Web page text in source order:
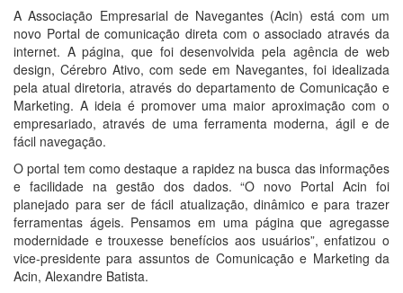
A Associação Empresarial de Navegantes (Acin) está com um
novo Portal de comunicação direta com o associado através da
internet. A página, que foi desenvolvida pela agência de web
design, Cérebro Ativo, com sede em Navegantes, foi idealizada
pela atual diretoria, através do departamento de Comunicação e
Marketing. A ideia é promover uma maior aproximação com o
empresariado, através de uma ferramenta moderna, ágil e de
fácil navegação.
O portal tem como destaque a rapidez na busca das informações
e facilidade na gestão dos dados. “O novo Portal Acin foi
planejado para ser de fácil atualização, dinâmico e para trazer
ferramentas ágeis. Pensamos em uma página que agregasse
modernidade e trouxesse benefícios aos usuários”, enfatizou o
vice-presidente para assuntos de Comunicação e Marketing da
Acin, Alexandre Batista.